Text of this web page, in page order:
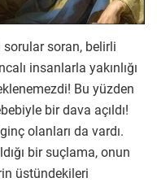
sorular soran, belirli
insanlarla yakınlığı
Bu yüzden
bir dava açıldı!
olanları da vardı.
bir suçlama, onun
üstündekileri